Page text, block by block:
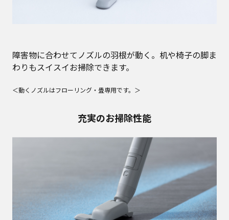
障害物に合わせてノズルの羽根が動く。机や椅子の脚ま
わりもスイスイお掃除できます。
＜動くノズルはフローリング・畳専用です。＞
充実のお掃除性能